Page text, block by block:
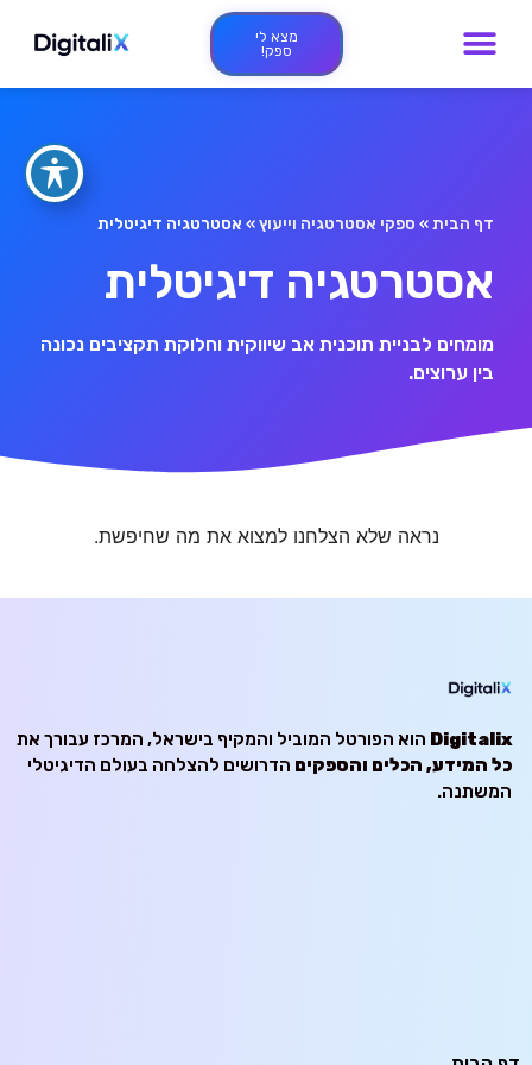
מצא לי
ספק!
דף הבית» ספקי אסטרטגיה וייעוץ» אסטרטגיה דיגיטלית
אסטרטגיה דיגיטלית
מומחים לבניית תוכנית אב שיווקית וחלוקת תקציבים נכונה
בין ערוצים.
נראה שלא הצלחנו למצוא את מה שחיפשת.
Digitalix הוא הפורטל המוביל והמקיף בישראל, המרכז עבורך את
כל המידע, הכלים והספקים הדרושים להצלחה בעולם הדיגיטלי
המשתנה.